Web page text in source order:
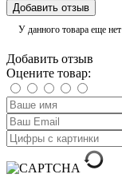
Добавить отзыв
У данного товара еще
Добавить отзыв
Оцените товар: